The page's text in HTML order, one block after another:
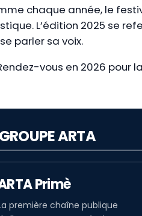
chaque année, le
L’édition 2025 se
parler sa voix.
vous en 2026 pour
ARTA
Primè
première chaîne publique